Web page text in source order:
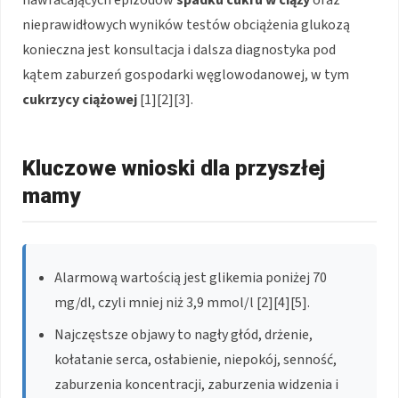
nieprawidłowych wyników testów obciążenia glukozą
konieczna jest konsultacja i dalsza diagnostyka pod
kątem zaburzeń gospodarki węglowodanowej, w tym
cukrzycy ciążowej[1][2][3].
Kluczowe wnioski dla przyszłej
mamy
Alarmową wartością jest glikemia poniżej 70
mg/dl, czyli mniej niż 3,9 mmol/l [2][4][5].
Najczęstsze objawy to nagły głód, drżenie,
kołatanie serca, osłabienie, niepokój, senność,
zaburzenia koncentracji, zaburzenia widzenia i